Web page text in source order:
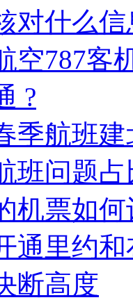
对什么信
空787客
?
季航班
班问题
机票如
通里约
断高度